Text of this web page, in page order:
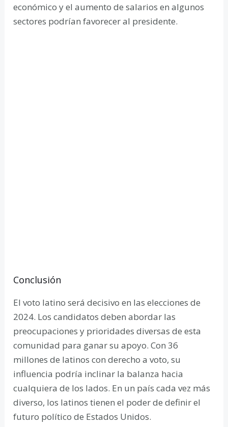
económico y el aumento de salarios en algunos
sectores podrían favorecer al presidente.
Conclusión
El voto latino será decisivo en las elecciones de
2024. Los candidatos deben abordar las
preocupaciones y prioridades diversas de esta
comunidad para ganar su apoyo. Con 36
millones de latinos con derecho a voto, su
influencia podría inclinar la balanza hacia
cualquiera de los lados. En un país cada vez más
diverso, los latinos tienen el poder de definir el
futuro político de Estados Unidos.